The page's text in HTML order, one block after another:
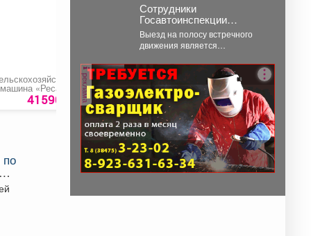
«Ресанта
7000 Р-10
41590 руб.
Косметический стол с
зеркалом+ подсветка
«ДОЛЬЧЕ»35035 руб.
Рафаэлки
по
Сотрудники
Госавтоинспекции
Междуреченска начали
проведение
профилактической
операции «Встречная
полоса»
Выезд на полосу встречного
движения является
нарушением, которое
довольно часто становится
причиной дорожно-
транспортного происшествия...
реклама